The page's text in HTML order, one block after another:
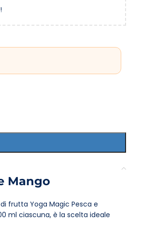
Mango
frutta Yoga Magic Pesca e
ml ciascuna, è la scelta ideale